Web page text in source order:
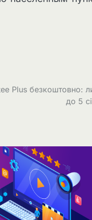
Plus безкоштовно:
до 5